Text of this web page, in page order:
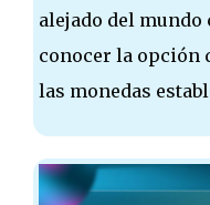
alejado del
conocer la opción
las monedas